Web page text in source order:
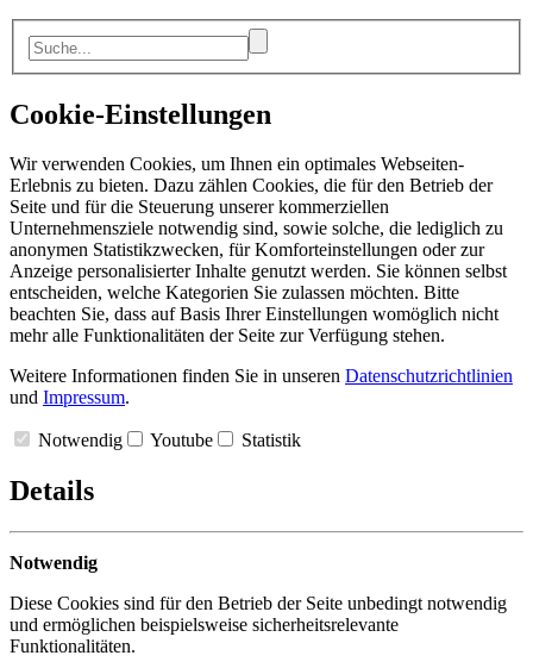
Cookie-Einstellungen
Wir verwenden Cookies, um Ihnen ein optimales Webseiten-
Erlebnis zu bieten. Dazu zählen Cookies, die für den Betrieb der
Seite und für die Steuerung unserer kommerziellen
Unternehmensziele notwendig sind, sowie solche, die lediglich zu
anonymen Statistikzwecken, für Komforteinstellungen oder zur
Anzeige personalisierter Inhalte genutzt werden. Sie können selbst
entscheiden, welche Kategorien Sie zulassen möchten. Bitte
beachten Sie, dass auf Basis Ihrer Einstellungen womöglich nicht
mehr alle Funktionalitäten der Seite zur Verfügung stehen.
Weitere Informationen finden Sie in unseren Datenschutzrichtlinien
und Impressum.
Notwendig Youtube Statistik
Details
Notwendig
Diese Cookies sind für den Betrieb der Seite unbedingt notwendig
und ermöglichen beispielsweise sicherheitsrelevante
Funktionalitäten.